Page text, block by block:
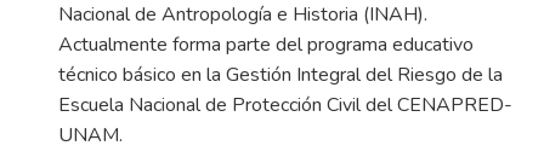
Nacional de Antropología e Historia (INAH).
Actualmente forma parte del programa educativo
técnico básico en la Gestión Integral del Riesgo de la
Escuela Nacional de Protección Civil del CENAPRED-
UNAM.